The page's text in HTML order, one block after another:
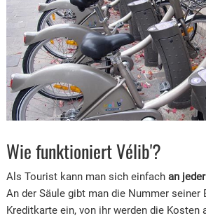
Wie funktioniert Vélib'?
Als Tourist kann man sich einfach an
An der Säule gibt man die Nummer seiner
Kreditkarte ein, von ihr werden die Kosten